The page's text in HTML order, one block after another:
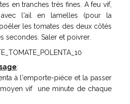
en tranches très fines. A feu vif,
avec l'ail en lamelles (pour la
les tomates des deux côtés
secondes. Saler et poivrer.
:
à l'emporte-pièce et la passer
vif une minute de chaque